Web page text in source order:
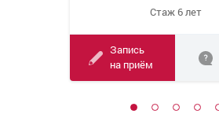
Стаж 6 лет
Запись
на приём